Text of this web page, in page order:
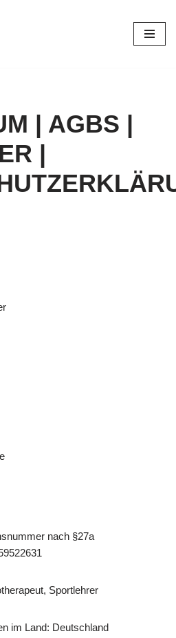
| AGBS |
|
nach §27a
Sportlehrer
im Land: Deutschland